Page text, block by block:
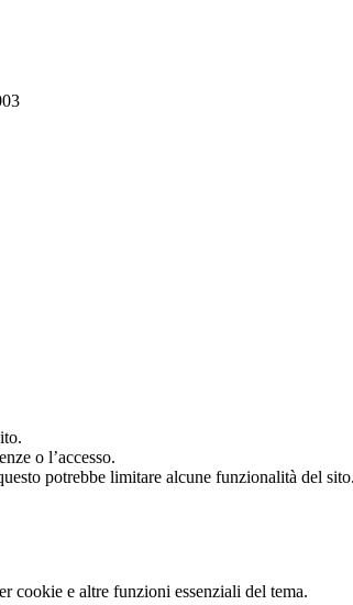
o l’accesso.
potrebbe limitare alcune funzionalità del
cookie e altre funzioni essenziali del tema.